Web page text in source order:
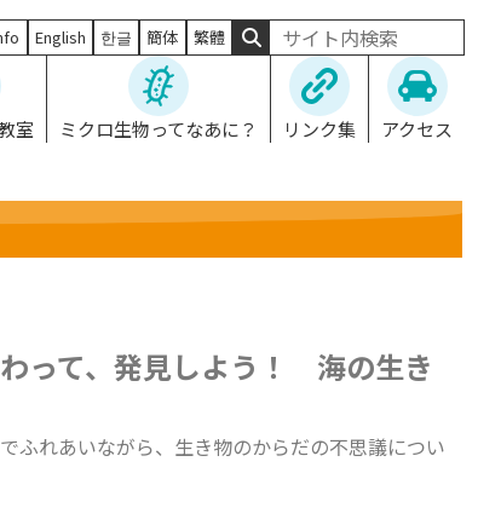
English 한글 簡体 繁體
室 ミクロ生物ってなあに？ リンク集 アクセス
って、発見しよう！ 海の生き
ふれあいながら、生き物のからだの不思議につい